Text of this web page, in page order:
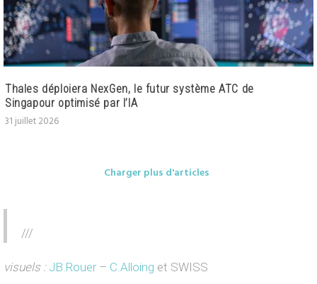
Thales déploiera NexGen, le futur système ATC de
Singapour optimisé par l’IA
31 juillet 2026
Charger plus d'articles
///
visuels : JB.Rouer – C.Alloing et SWISS